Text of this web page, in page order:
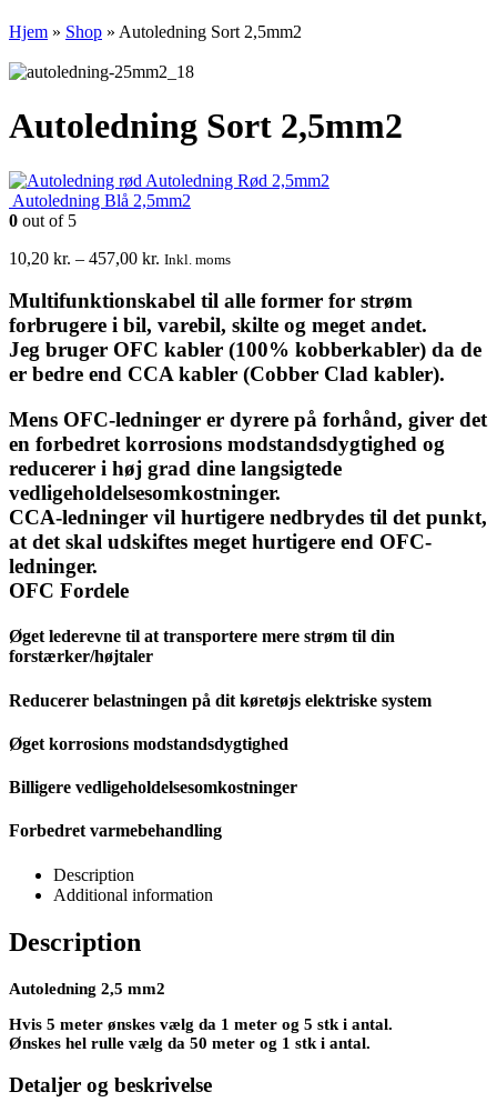
Hjem » Shop » Autoledning Sort 2,5mm2
Autoledning Sort 2,5mm2
Autoledning Rød 2,5mm2
Autoledning Blå 2,5mm2
0 out of 5
10,20 kr. – 457,00 kr. Inkl. moms
Multifunktionskabel til alle former for strøm
forbrugere i bil, varebil, skilte og meget andet.
Jeg bruger OFC kabler (100% kobberkabler) da de
er bedre end CCA kabler (Cobber Clad kabler).
Mens OFC-ledninger er dyrere på forhånd, giver det
en forbedret korrosions modstandsdygtighed og
reducerer i høj grad dine langsigtede
vedligeholdelsesomkostninger.
CCA-ledninger vil hurtigere nedbrydes til det punkt,
at det skal udskiftes meget hurtigere end OFC-
ledninger.
OFC Fordele
Øget lederevne til at transportere mere strøm til din
forstærker/højtaler
Reducerer belastningen på dit køretøjs elektriske system
Øget korrosions modstandsdygtighed
Billigere vedligeholdelsesomkostninger
Forbedret varmebehandling
Description
Additional information
Description
Autoledning 2,5 mm2
Hvis 5 meter ønskes vælg da 1 meter og 5 stk i antal.
Ønskes hel rulle vælg da 50 meter og 1 stk i antal.
Detaljer og beskrivelse